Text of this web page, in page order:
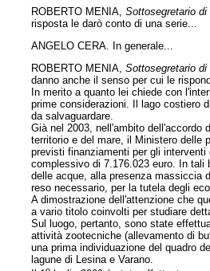
ROBERTO MENIA,Sottosegretario
risposta le darò conto di una serie...
ANGELO CERA. In generale...
ROBERTO MENIA,Sottosegretario
danno anche il senso per cui le
In merito a quanto lei chiede con
prime considerazioni. Il lago costiero
da salvaguardare.
Già nel 2003, nell'ambito dell'accordo
territorio e del mare, il Ministero delle
previsti finanziamenti per gli
complessivo di 7.176.023 euro. In
delle acque, alla presenza massiccia
reso necessario, per la tutela degli
A dimostrazione dell'attenzione che
a vario titolo coinvolti per studiare
Sul luogo, pertanto, sono state
attività zootecniche (allevamento di
una prima individuazione del quadro
lagune di Lesina e Varano.